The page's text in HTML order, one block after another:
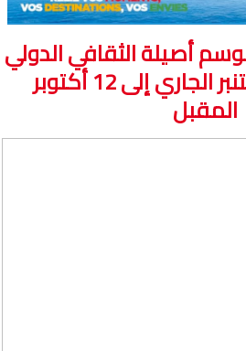
أصيلة الثقافي الدولي
الـ 46 من 26 شتنبر الجاري إلى 12 أكتوبر
المقبل